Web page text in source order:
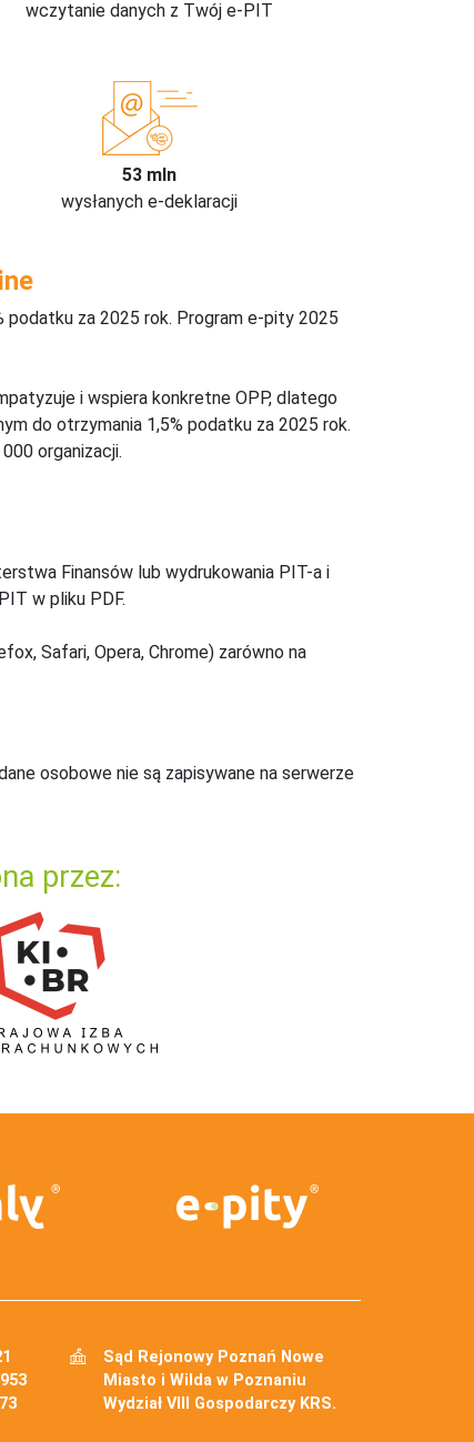
wczytanie danych z Twój e-PIT
53 mln
wysłanych e-deklaracji
podatku za 2025 rok. Program e-pity 2025
i wspiera konkretne OPP, dlatego
do otrzymania 1,5% podatku za 2025 rok.
organizacji.
Finansów lub wydrukowania PIT-a i
w pliku PDF.
Safari, Opera, Chrome) zarówno na
osobowe nie są zapisywane na serwerze
przez:
Sąd Rejonowy Poznań Nowe
Miasto i Wilda w Poznaniu
Wydział VIII Gospodarczy KRS.